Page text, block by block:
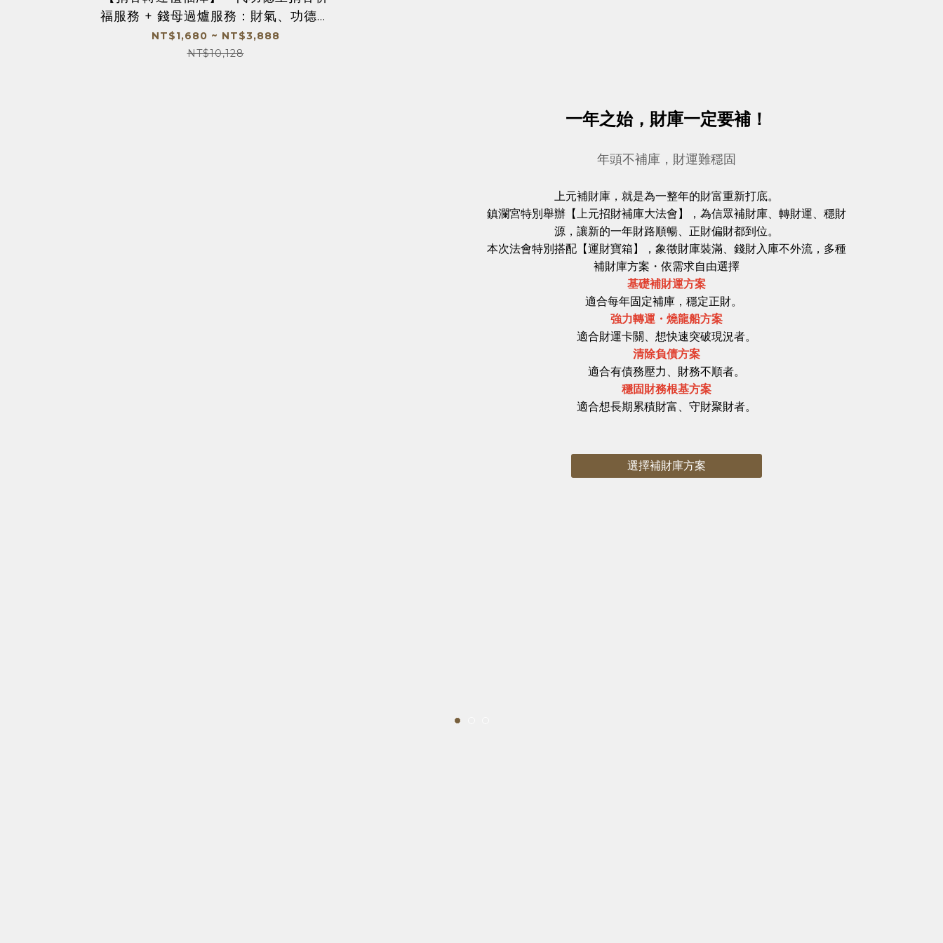
福服務 + 錢母過爐服務：財氣、功德一
次圓滿 （價值＄3688）
NT$1,680 ~ NT$3,888
NT$10,128
一年之始，財庫一定要補！
年頭不補庫，財運難穩固
上元補財庫，就是為一整年的財富重新打底。
鎮瀾宮特別舉辦【上元招財補庫大法會】，為信眾補財庫、轉財運、穩財
源，讓新的一年財路順暢、正財偏財都到位。
本次法會特別搭配【運財寶箱】，象徵財庫裝滿、錢財入庫不外流，多種
補財庫方案・依需求自由選擇
基礎補財運方案
適合每年固定補庫，穩定正財。
強力轉運・燒龍船方案
適合財運卡關、想快速突破現況者。
清除負債方案
適合有債務壓力、財務不順者。
穩固財務根基方案
適合想長期累積財富、守財聚財者。
選擇補財庫方案